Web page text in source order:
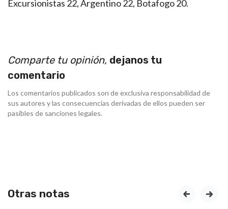
Excursionistas 22, Argentino 22, Botafogo 20.
Comparte tu opinión, dejanos tu
comentario
Los comentarios publicados son de exclusiva responsabilidad de
sus autores y las consecuencias derivadas de ellos pueden ser
pasibles de sanciones legales.
Otras notas prev next